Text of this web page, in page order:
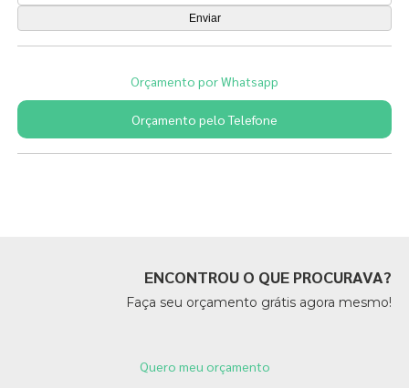
Orçamento por Whatsapp
Orçamento pelo Telefone
ENCONTROU O QUE PROCURAVA?
Faça seu orçamento grátis agora mesmo!
Quero meu orçamento